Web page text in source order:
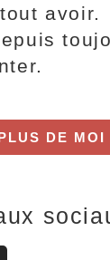
avoir.
DE MOI